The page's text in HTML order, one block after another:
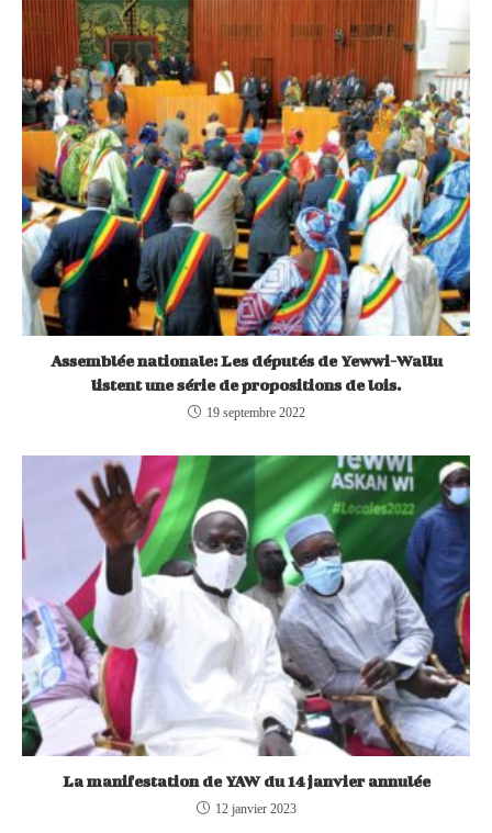
Assemblée nationale: Les députés de Yewwi-Wallu
listent une série de propositions de lois.
19 septembre 2022
La manifestation de YAW du 14 janvier annulée
12 janvier 2023